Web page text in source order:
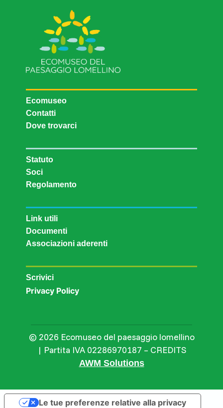
Ecomuseo
Contatti
Dove trovarci
Statuto
Soci
Regolamento
Link utili
Documenti
Associazioni aderenti
Scrivici
Privacy Policy
© 2026 Ecomuseo del paesaggio lomellino
| Partita IVA 02286970187 – CREDITS
AWM Solutions
Le tue preferenze relative alla privacy